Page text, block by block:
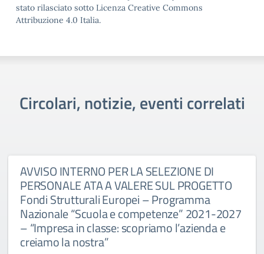
stato rilasciato sotto Licenza Creative Commons
Attribuzione 4.0 Italia.
Circolari, notizie, eventi correlati
AVVISO INTERNO PER LA SELEZIONE DI
PERSONALE ATA A VALERE SUL PROGETTO
Fondi Strutturali Europei – Programma
Nazionale “Scuola e competenze” 2021-2027
– “Impresa in classe: scopriamo l’azienda e
creiamo la nostra”